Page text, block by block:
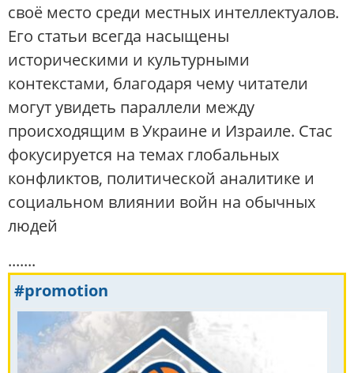
своё место среди местных интеллектуалов.
Его статьи всегда насыщены
историческими и культурными
контекстами, благодаря чему читатели
могут увидеть параллели между
происходящим в Украине и Израиле. Стас
фокусируется на темах глобальных
конфликтов, политической аналитике и
социальном влиянии войн на обычных
людей
.......
#promotion